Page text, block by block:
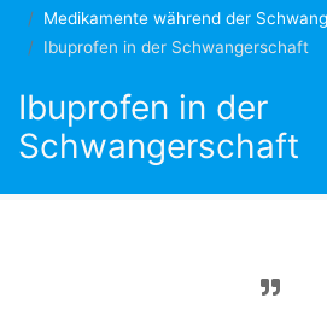
Medikamente während der
Ibuprofen in der Schwangerschaft
Ibuprofen in der
Schwangerschaft